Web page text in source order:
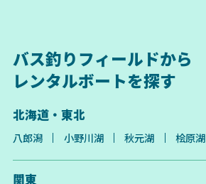
バス釣りフィールドから
レンタルボートを探す
北海道・東北
八郎潟 小野川湖 秋元湖 桧原湖
関東